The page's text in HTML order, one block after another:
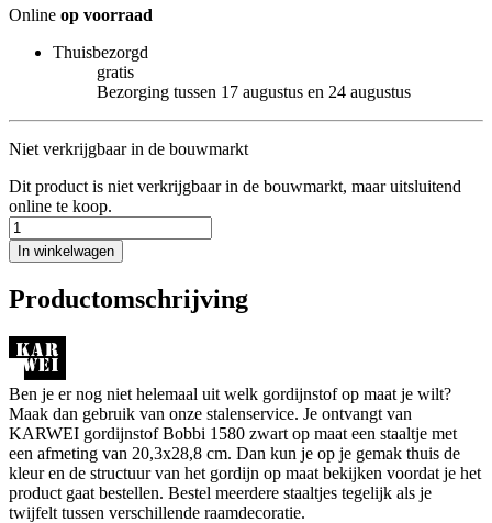
Online op voorraad
Thuisbezorgd
gratis
Bezorging tussen 17 augustus en 24 augustus
Niet verkrijgbaar in de bouwmarkt
Dit product is niet verkrijgbaar in de bouwmarkt, maar uitsluitend
online te koop.
In winkelwagen
Productomschrijving
Ben je er nog niet helemaal uit welk gordijnstof op maat je wilt?
Maak dan gebruik van onze stalenservice. Je ontvangt van
KARWEI gordijnstof Bobbi 1580 zwart op maat een staaltje met
een afmeting van 20,3x28,8 cm. Dan kun je op je gemak thuis de
kleur en de structuur van het gordijn op maat bekijken voordat je het
product gaat bestellen. Bestel meerdere staaltjes tegelijk als je
twijfelt tussen verschillende raamdecoratie.